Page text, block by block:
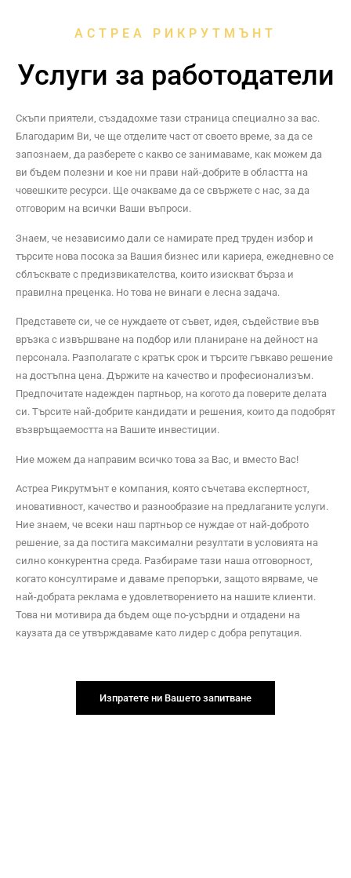
АСТРЕА РИКРУТМЪНТ
Услуги за работодатели
Скъпи приятели, създадохме тази страница специално за вас.
Благодарим Ви, че ще отделите част от своето време, за да се
запознаем, да разберете с какво се занимаваме, как можем да
ви бъдем полезни и кое ни прави най-добрите в областта на
човешките ресурси. Ще очакваме да се свържете с нас, за да
отговорим на всички Ваши въпроси.
Знаем, че независимо дали се намирате пред труден избор и
търсите нова посока за Вашия бизнес или кариера, ежедневно се
сблъсквате с предизвикателства, които изискват бърза и
правилна преценка. Но това не винаги е лесна задача.
Представете си, че се нуждаете от съвет, идея, съдействие във
връзка с извършване на подбор или планиране на дейност на
персонала. Разполагате с кратък срок и търсите гъвкаво решение
на достъпна цена. Държите на качество и професионализъм.
Предпочитате надежден партньор, на когото да поверите делата
си. Търсите най-добрите кандидати и решения, които да подобрят
възвръщаемостта на Вашите инвестиции.
Ние можем да направим всичко това за Вас, и вместо Вас!
Астреа Рикрутмънт е компания, която съчетава експертност,
иновативност, качество и разнообразие на предлаганите услуги.
Ние знаем, че всеки наш партньор се нуждае от най-доброто
решение, за да постига максимални резултати в условията на
силно конкурентна среда. Разбираме тази наша отговорност,
когато консултираме и даваме препоръки, защото вярваме, че
най-добрата реклама е удовлетворението на нашите клиенти.
Това ни мотивира да бъдем още по-усърдни и отдадени на
каузата да се утвърждаваме като лидер с добра репутация.
Изпратете ни Вашето запитване